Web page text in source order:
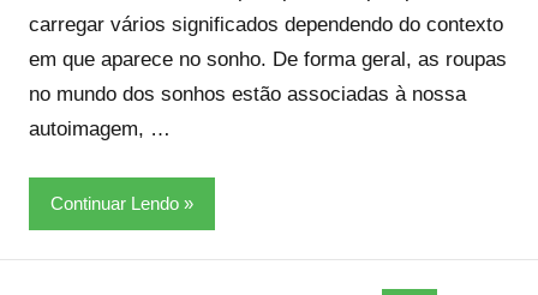
carregar vários significados dependendo do contexto
em que aparece no sonho. De forma geral, as roupas
no mundo dos sonhos estão associadas à nossa
autoimagem, …
Continuar Lendo